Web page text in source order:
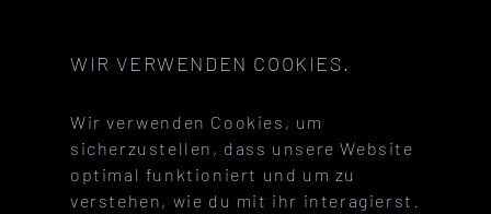
Besuche unsere Facebook-Seite
Besuche unseren Instagram-
Besuche unseren
Besuche unseren Twitch-Kanal
Besuche unseren Discord-
Besuche unseren
WIR VERWENDEN COOKIES.
Wir verwenden Cookies, um
sicherzustellen, dass unsere Website
optimal funktioniert und um zu
verstehen, wie du mit ihr interagierst.